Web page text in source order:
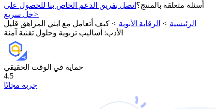
أسئلة متعلقة بالمنتج؟ اتصل بفريق الدعم الخاص بنا للحصول على
حل سريع>
الرئيسية > الرقابة الأبوية > كيف أتعامل مع ابني المراهق قليل
الأدب: أساليب تربوية وحلول تقنية آمنة
حماية في الوقت الحقيقي
4.5
جربه مجانًا